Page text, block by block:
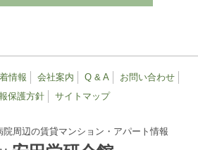
情報 会社案内 Q & A
お問い合わせ
保護方針
サイトマップ
周辺の賃貸マンション・アパート情報